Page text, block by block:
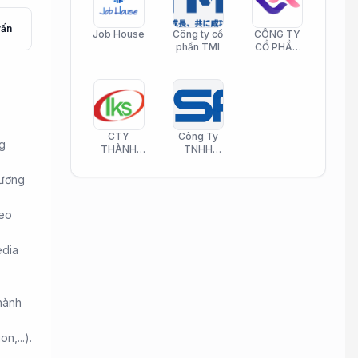
Job House
Công ty cổ
phần TMI
CÔNG TY
CỔ PHẦN
CTY
THÀNH
PHAMATECH
Công Ty
TNHH
Phần Mềm